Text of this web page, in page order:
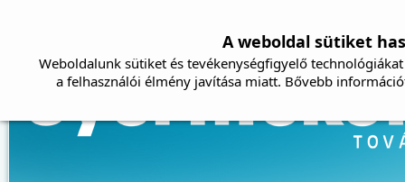
A weboldal sütiket
Weboldalunk sütiket és tevékenységfigyelő
a felhasználói élmény javítása miatt. Bővebb